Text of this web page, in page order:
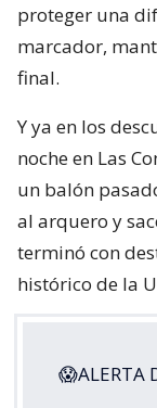
proteger una
marcador,
final.
Y ya en los
noche en Las
un balón
al arquero y
terminó con
histórico de la
😱ALERTA